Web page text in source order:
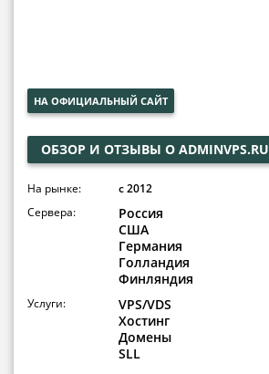
НА ОФИЦИАЛЬНЫЙ САЙТ
ОБЗОР И ОТЗЫВЫ О ADMINVPS.RU
На рынке:
с 2012
Сервера:
Россия
США
Германия
Голландия
Финляндия
Услуги:
VPS/VDS
Хостинг
Домены
SLL